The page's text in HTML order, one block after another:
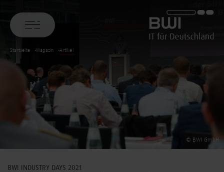
BWI GmbH
Startseite Magazin Artikel
© BWI GmbH
BWI INDUSTRY DAYS 2021